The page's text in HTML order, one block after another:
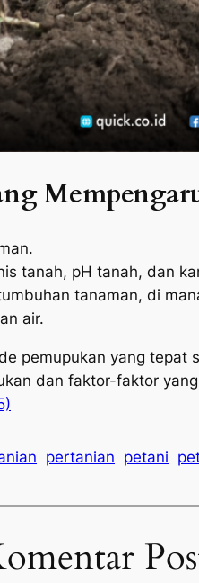
tanah, pH tanah, dan
tanaman, di
air.
pemupukan yang tepat
dan faktor-faktor
pertanian petani